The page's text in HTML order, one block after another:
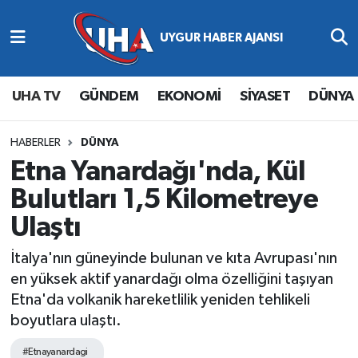
UHA TV GÜNDEM EKONOMİ SİYASET DÜNYA
HABERLER DÜNYA
Etna Yanardağı'nda, Kül
Bulutları 1,5 Kilometreye
Ulaştı
İtalya'nın güneyinde bulunan ve kıta Avrupası'nın
en yüksek aktif yanardağı olma özelliğini taşıyan
Etna'da volkanik hareketlilik yeniden tehlikeli
boyutlara ulaştı.
#Etnayanardagi
Abone Ol
Gündem
Ekonomi
Magazin
Siyaset
Spor
Yaşam
Nöbetçi Eczaneler
Hava Durumu
Namaz Vakitleri
Trafik Durumu
Süper Lig Puan Durumu ve Fikstür
Tüm Manşetler
Son Dakika Haberleri
Haber Arşivi